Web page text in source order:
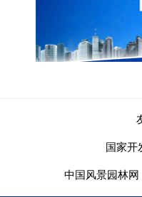
国家开
中国风景园林网